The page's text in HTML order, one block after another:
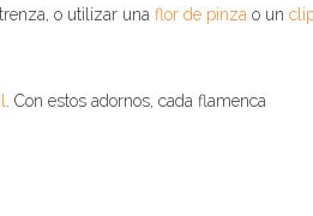
o utilizar una flor de pinza o un
. Con estos adornos, cada flamenca